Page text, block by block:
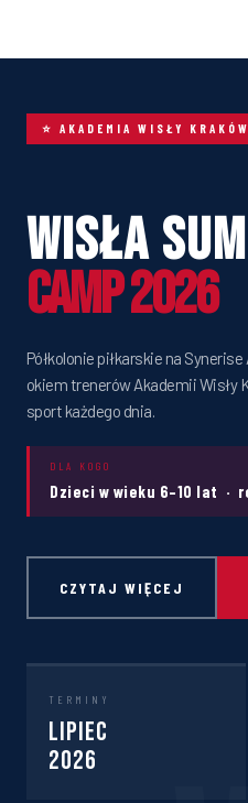
⭐ AKADEMIA WISŁY KRAKÓW
Wisła
Camp 2026
Półkolonie piłkarskie na
okiem trenerów Akademii Wisły
sport każdego dnia.
DLA KOGO
Dzieci w wieku 6–10 lat ·
CZYTAJ WIĘCEJ
TERMINY
Lipiec
2026